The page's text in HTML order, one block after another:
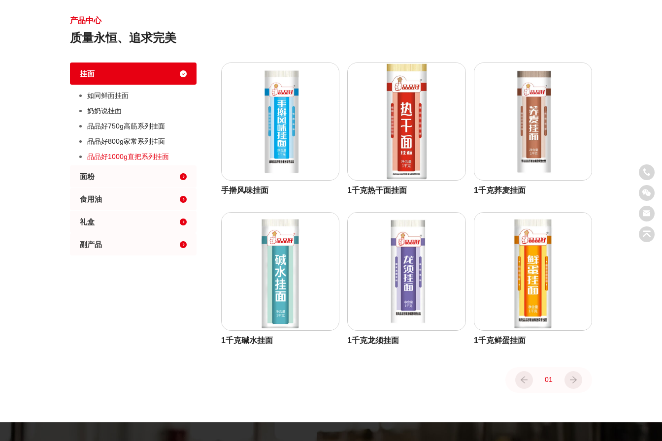
产品中心
质量永恒、追求完美
挂面
如同鲜面挂面
奶奶说挂面
品品好750g高筋系列挂面
品品好800g家常系列挂面
品品好1000g直把系列挂面
面粉
食用油
礼盒
副产品
手擀风味挂面 1千克热干面挂面 1千克荞麦挂面
1千克碱水挂面 1千克龙须挂面 1千克鲜蛋挂面
01